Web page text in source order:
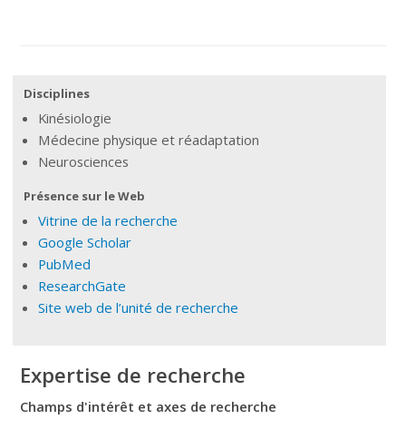
Disciplines
Kinésiologie
Médecine physique et réadaptation
Neurosciences
Présence sur le Web
Vitrine de la recherche
Google Scholar
PubMed
ResearchGate
Site web de l’unité de recherche
Expertise de recherche
Champs d'intérêt et axes de recherche